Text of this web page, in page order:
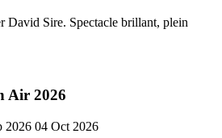
David Sire. Spectacle brillant, plein
Air 2026
2026 04 Oct 2026